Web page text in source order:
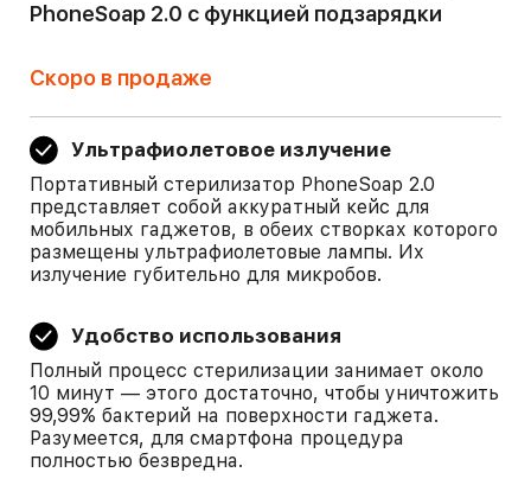
PhoneSoap 2.0 с функцией подзарядки
Скоро в продаже
Ультрафиолетовое излучение
Портативный стерилизатор PhoneSoap 2.0
представляет собой аккуратный кейс для
мобильных гаджетов, в обеих створках которого
размещены ультрафиолетовые лампы. Их
излучение губительно для микробов.
Удобство использования
Полный процесс стерилизации занимает около
10 минут — этого достаточно, чтобы уничтожить
99,99% бактерий на поверхности гаджета.
Разумеется, для смартфона процедура
полностью безвредна.